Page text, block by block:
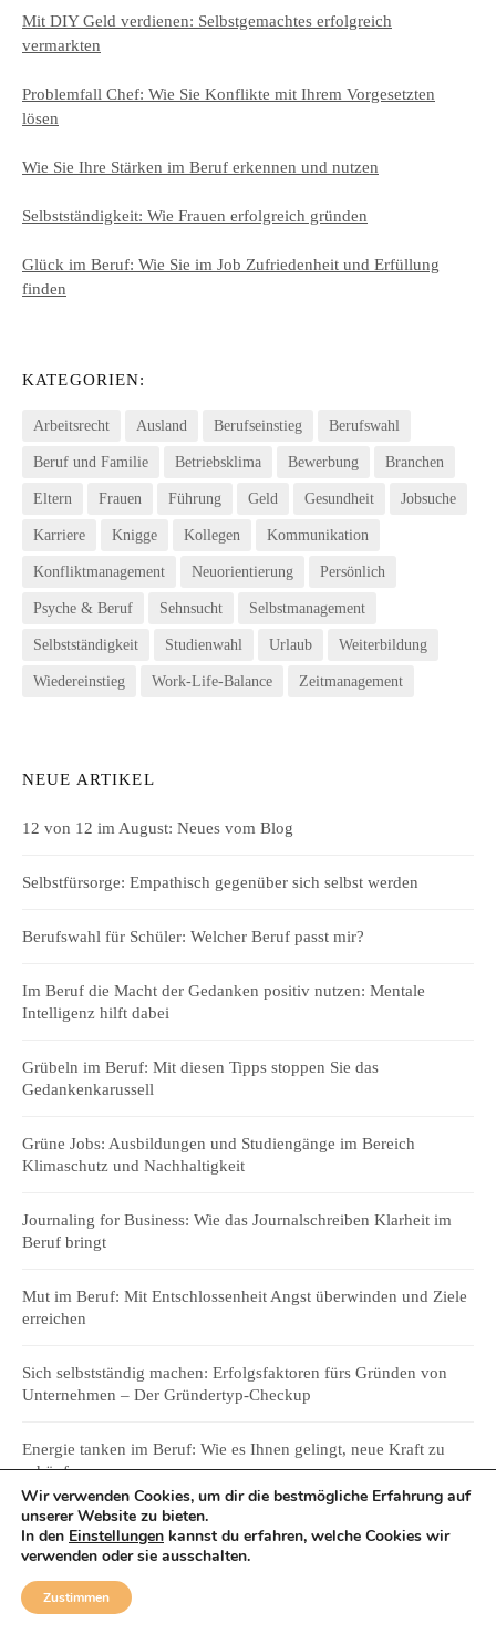
Mit DIY Geld verdienen: Selbstgemachtes erfolgreich
vermarkten
Problemfall Chef: Wie Sie Konflikte mit Ihrem Vorgesetzten
lösen
Wie Sie Ihre Stärken im Beruf erkennen und nutzen
Selbstständigkeit: Wie Frauen erfolgreich gründen
Glück im Beruf: Wie Sie im Job Zufriedenheit und Erfüllung
finden
KATEGORIEN:
Arbeitsrecht Ausland Berufseinstieg Berufswahl
Beruf und Familie Betriebsklima Bewerbung Branchen
Eltern Frauen Führung Geld Gesundheit Jobsuche
Karriere Knigge Kollegen Kommunikation
Konfliktmanagement Neuorientierung Persönlich
Psyche & Beruf Sehnsucht Selbstmanagement
Selbstständigkeit Studienwahl Urlaub Weiterbildung
Wiedereinstieg Work-Life-Balance Zeitmanagement
NEUE ARTIKEL
12 von 12 im August: Neues vom Blog
Selbstfürsorge: Empathisch gegenüber sich selbst werden
Berufswahl für Schüler: Welcher Beruf passt mir?
Im Beruf die Macht der Gedanken positiv nutzen: Mentale
Intelligenz hilft dabei
Grübeln im Beruf: Mit diesen Tipps stoppen Sie das
Gedankenkarussell
Grüne Jobs: Ausbildungen und Studiengänge im Bereich
Klimaschutz und Nachhaltigkeit
Journaling for Business: Wie das Journalschreiben Klarheit im
Beruf bringt
Mut im Beruf: Mit Entschlossenheit Angst überwinden und Ziele
erreichen
Sich selbstständig machen: Erfolgsfaktoren fürs Gründen von
Unternehmen – Der Gründertyp-Checkup
Energie tanken im Beruf: Wie es Ihnen gelingt, neue Kraft zu
schöpfen
PR UND MEHR:
Presse-Service
Wir verwenden Cookies, um dir die bestmögliche Erfahrung auf
unserer Website zu bieten.
In den Einstellungen kannst du erfahren, welche Cookies wir
verwenden oder sie ausschalten.
Zustimmen